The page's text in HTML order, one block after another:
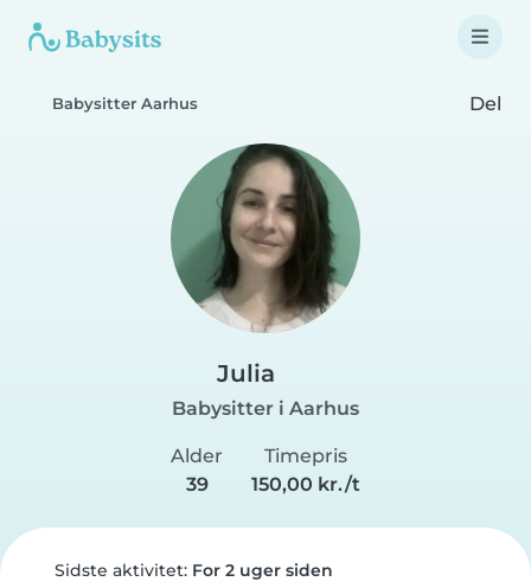
Babysitter Aarhus Del
Julia
Babysitter i Aarhus
Alder
39
Timepris
150,00 kr./t
Sidste aktivitet: For 2 uger siden